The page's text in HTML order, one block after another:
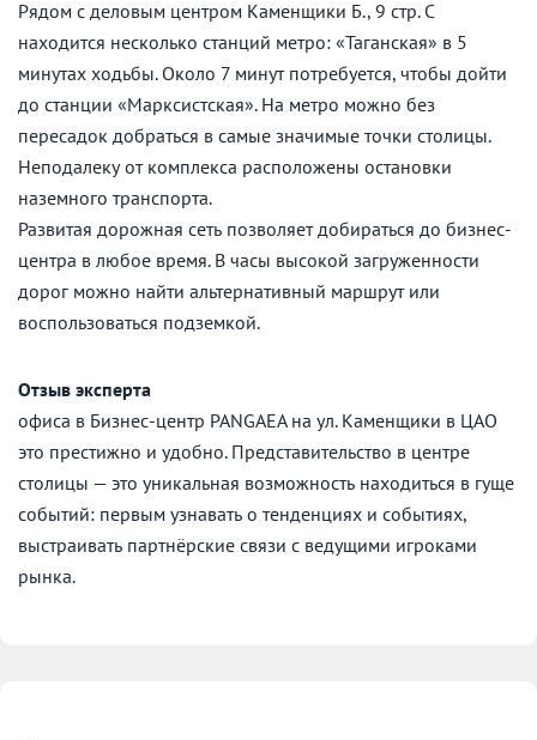
Рядом с деловым центром Каменщики Б., 9 стр. С
находится несколько станций метро: «Таганская» в 5
минутах ходьбы. Около 7 минут потребуется, чтобы дойти
до станции «Марксистская». На метро можно без
пересадок добраться в самые значимые точки столицы.
Неподалеку от комплекса расположены остановки
наземного транспорта.
Развитая дорожная сеть позволяет добираться до бизнес-
центра в любое время. В часы высокой загруженности
дорог можно найти альтернативный маршрут или
воспользоваться подземкой.
Отзыв эксперта
офиса в Бизнес-центр PANGAEA на ул. Каменщики в ЦАО
это престижно и удобно. Представительство в центре
столицы — это уникальная возможность находиться в гуще
событий: первым узнавать о тенденциях и событиях,
выстраивать партнёрские связи с ведущими игроками
рынка.